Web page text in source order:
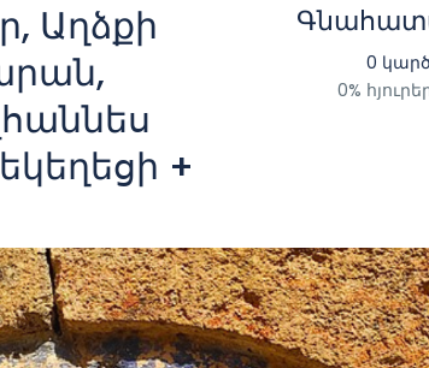
Աղձքի
+
0
0%